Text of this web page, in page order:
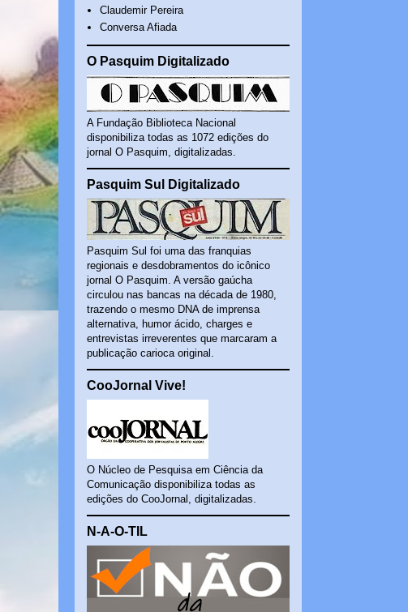
Claudemir Pereira
Conversa Afiada
O Pasquim Digitalizado
A Fundação Biblioteca Nacional
disponibiliza todas as 1072 edições do
jornal O Pasquim, digitalizadas.
Pasquim Sul Digitalizado
Pasquim Sul foi uma das franquias
regionais e desdobramentos do icônico
jornal O Pasquim. A versão gaúcha
circulou nas bancas na década de 1980,
trazendo o mesmo DNA de imprensa
alternativa, humor ácido, charges e
entrevistas irreverentes que marcaram a
publicação carioca original.
CooJornal Vive!
O Núcleo de Pesquisa em Ciência da
Comunicação disponibiliza todas as
edições do CooJornal, digitalizadas.
N-A-O-TIL